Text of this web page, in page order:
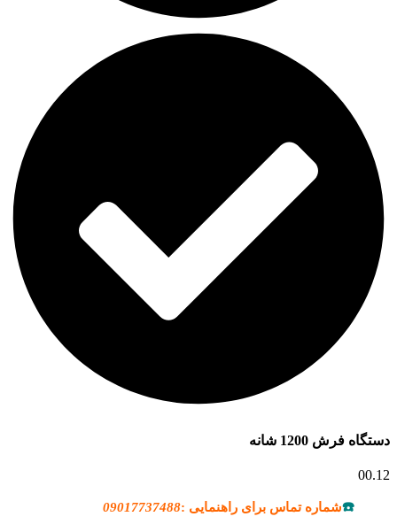
دستگاه فرش 1200 شانه
00.12
☎️شماره تماس برای راهنمایی :09017737488